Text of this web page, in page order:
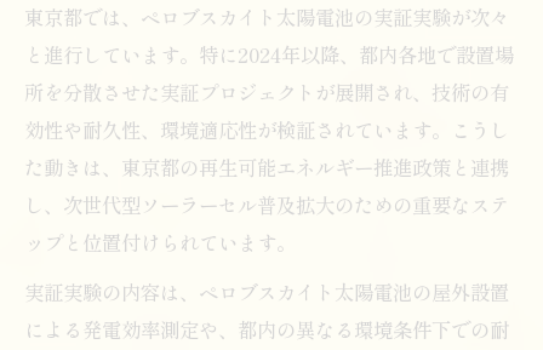
東京都では、ペロブスカイト太陽電池の実証実験が次々
と進行しています。特に2024年以降、都内各地で設置場
所を分散させた実証プロジェクトが展開され、技術の有
効性や耐久性、環境適応性が検証されています。こうし
た動きは、東京都の再生可能エネルギー推進政策と連携
し、次世代型ソーラーセル普及拡大のための重要なステ
ップと位置付けられています。
実証実験の内容は、ペロブスカイト太陽電池の屋外設置
による発電効率測定や、都内の異なる環境条件下での耐